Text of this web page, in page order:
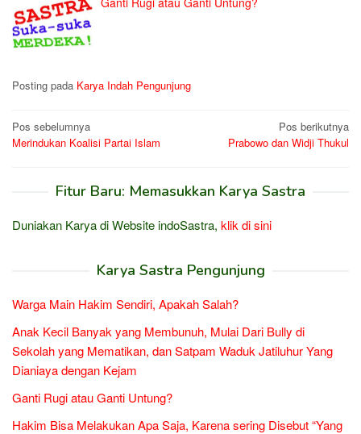
Posting pada Karya Indah Pengunjung
Navigasi
pos
Pos sebelumnya
Merindukan Koalisi Partai Islam
Pos berikutnya
Prabowo dan Widji Thukul
Fitur Baru: Memasukkan Karya Sastra
Duniakan Karya di Website indoSastra, klik di sini
Karya Sastra Pengunjung
Warga Main Hakim Sendiri, Apakah Salah?
Anak Kecil Banyak yang Membunuh, Mulai Dari Bully di
Sekolah yang Mematikan, dan Satpam Waduk Jatiluhur Yang
Dianiaya dengan Kejam
Ganti Rugi atau Ganti Untung?
Hakim Bisa Melakukan Apa Saja, Karena sering Disebut “Yang